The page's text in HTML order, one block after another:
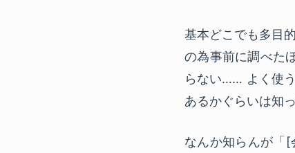
基本どこでも多目
の為事前に調べた
らない…… よく使
あるかぐらいは知
なんか知らんが「